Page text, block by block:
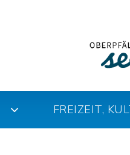
FREIZEIT,